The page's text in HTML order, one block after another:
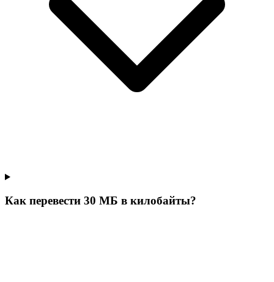
Как перевести 30 МБ в килобайты?